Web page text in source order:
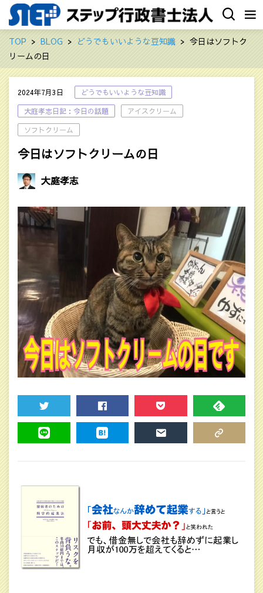
TOP BLOG どうでもいいような豆知識
今日はソフトク
リームの日
2024年7月3日
どうでもいいような豆知識
大庭孝志日記：今日の話題
アイスクリーム
ソフトクリーム
今日はソフトクリームの日
大庭孝志
TWEET SHARE POCKET FEEDLY